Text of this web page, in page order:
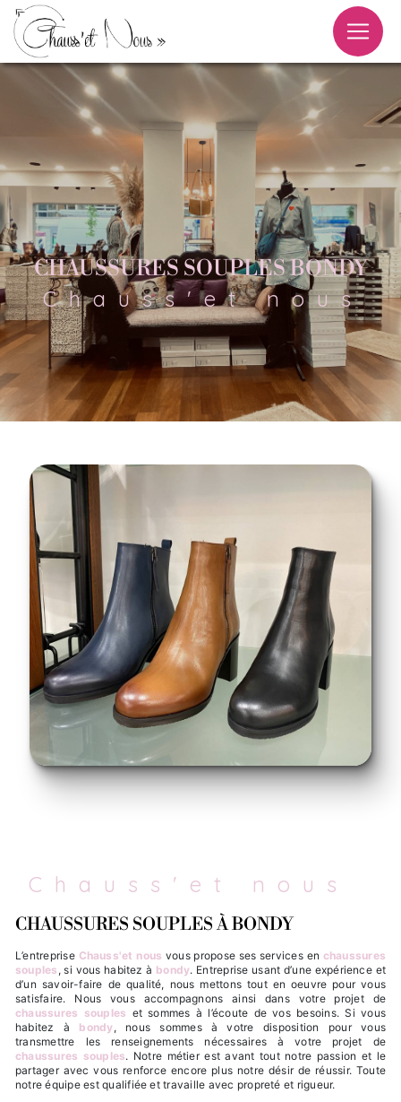
CHAUSSURES SOUPLES BONDY
Chauss'et nous
Chauss'et nous
CHAUSSURES SOUPLES À BONDY
L’entreprise Chauss'et nous vous propose ses services en chaussures
souples , si vous habitez à bondy. Entreprise usant d’une expérience et
d’un savoir-faire de qualité, nous mettons tout en oeuvre pour vous
satisfaire. Nous vous accompagnons ainsi dans votre projet de
chaussures souples et sommes à l’écoute de vos besoins. Si vous
habitez à bondy, nous sommes à votre disposition pour vous
transmettre les renseignements nécessaires à votre projet de
chaussures souples. Notre métier est avant tout notre passion et le
partager avec vous renforce encore plus notre désir de réussir. Toute
notre équipe est qualifiée et travaille avec propreté et rigueur.
Panneau de gestion des cookies